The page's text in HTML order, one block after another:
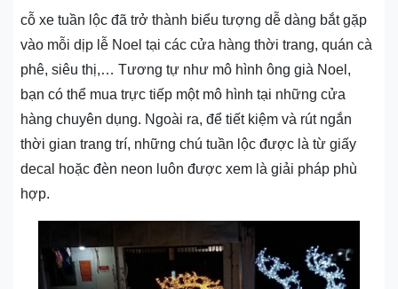
cỗ xe tuần lộc đã trở thành biểu tượng dễ dàng bắt gặp
vào mỗi dịp lễ Noel tại các cửa hàng thời trang, quán cà
phê, siêu thị,… Tương tự như mô hình ông già Noel,
bạn có thể mua trực tiếp một mô hình tại những cửa
hàng chuyên dụng. Ngoài ra, để tiết kiệm và rút ngắn
thời gian trang trí, những chú tuần lộc được là từ giấy
decal hoặc đèn neon luôn được xem là giải pháp phù
hợp.